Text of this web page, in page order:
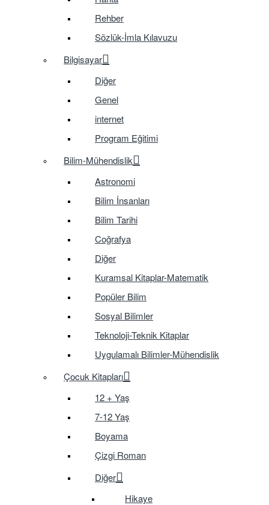
Rehber
Sözlük-İmla Kılavuzu
Bilgisayar
Diğer
Genel
internet
Program Eğitimi
Bilim-Mühendislik
Astronomi
Bilim İnsanları
Bilim Tarihi
Coğrafya
Diğer
Kuramsal Kitaplar-Matematik
Popüler Bilim
Sosyal Bilimler
Teknoloji-Teknik Kitaplar
Uygulamalı Bilimler-Mühendislik
Çocuk Kitapları
12 + Yaş
7-12 Yaş
Boyama
Çizgi Roman
Diğer
Hikaye